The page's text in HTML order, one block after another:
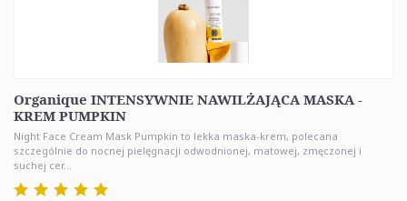
Organique INTENSYWNIE NAWILŻAJĄCA MASKA -
KREM PUMPKIN
Night Face Cream Mask Pumpkin to lekka maska-krem, polecana
szczególnie do nocnej pielęgnacji odwodnionej, matowej, zmęczonej i
suchej cer...